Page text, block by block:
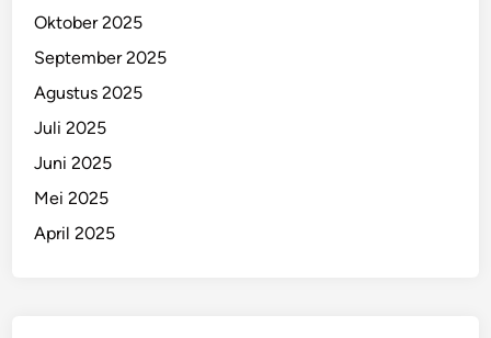
Oktober 2025
September 2025
Agustus 2025
Juli 2025
Juni 2025
Mei 2025
April 2025